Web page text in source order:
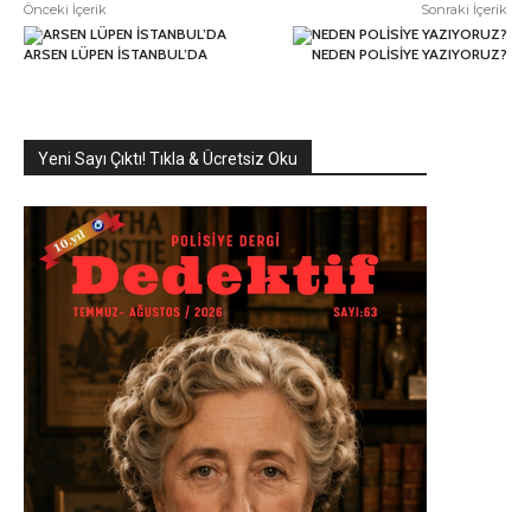
Önceki İçerik
ARSEN LÜPEN İSTANBUL’DA
Sonraki İçerik
NEDEN POLİSİYE YAZIYORUZ?
Yeni Sayı Çıktı! Tıkla & Ücretsiz Oku